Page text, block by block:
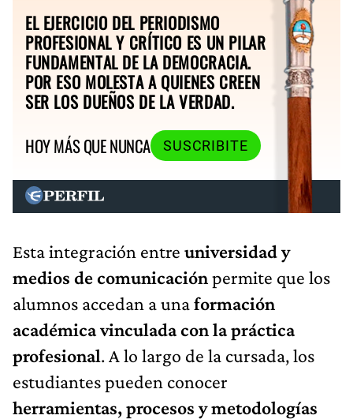
EL EJERCICIO DEL PERIODISMO
PROFESIONAL Y CRÍTICO ES UN PILAR
FUNDAMENTAL DE LA DEMOCRACIA.
POR ESO MOLESTA A QUIENES CREEN
SER LOS DUEÑOS DE LA VERDAD.
HOY MÁS QUE NUNCA
SUSCRIBITE
Esta integración entre universidad y
medios de comunicaciónpermite que los
alumnos accedan a unaformación
académica vinculada con la práctica
profesional. A lo largo de la cursada, los
estudiantes pueden conocer
herramientas, procesos y metodologías